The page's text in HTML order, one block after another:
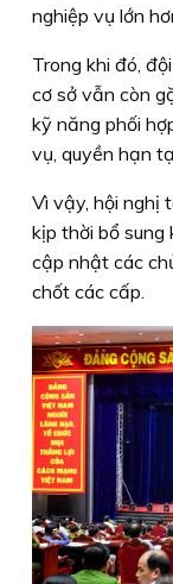
nghiệp vụ lớn
Trong khi đó,
cơ sở vẫn còn
kỹ năng phối
vụ, quyền hạn
Vì vậy, hội nghị
kịp thời bổ sung
cập nhật các
chốt các cấp.